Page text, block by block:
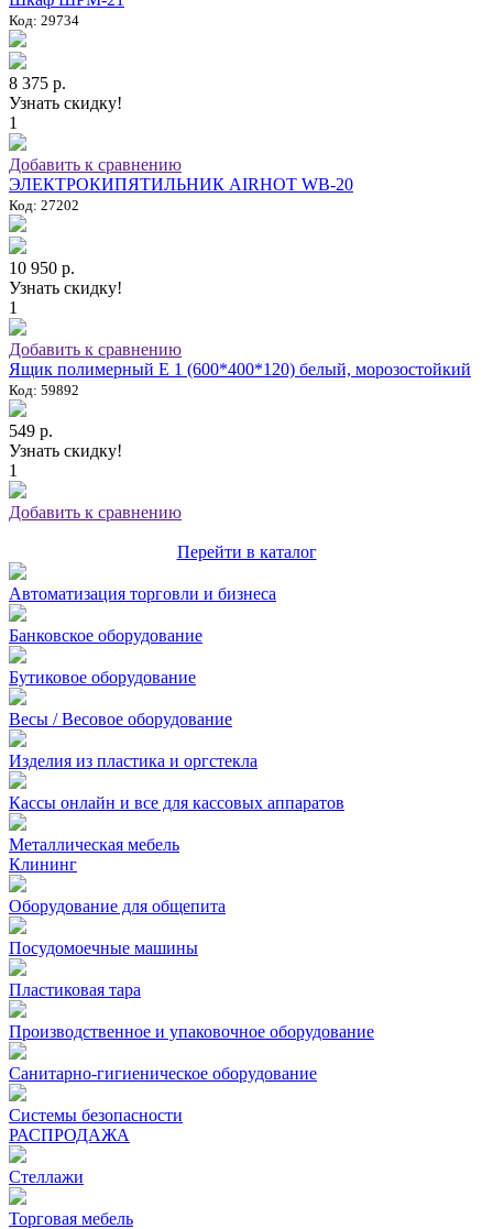
Код: 29734
8 375 р.
Узнать скидку!
1
Добавить к сравнению
ЭЛЕКТРОКИПЯТИЛЬНИК AIRHOT WB-20
Код: 27202
10 950 р.
Узнать скидку!
1
Добавить к сравнению
Ящик полимерный E 1 (600*400*120) белый, морозостойкий
Код: 59892
549 р.
Узнать скидку!
1
Добавить к сравнению
Перейти в каталог
Автоматизация торговли и бизнеса
Банковское оборудование
Бутиковое оборудование
Весы / Весовое оборудование
Изделия из пластика и оргстекла
Кассы онлайн и все для кассовых аппаратов
Металлическая мебель
Клининг
Оборудование для общепита
Посудомоечные машины
Пластиковая тара
Производственное и упаковочное оборудование
Санитарно-гигиеническое оборудование
Системы безопасности
РАСПРОДАЖА
Стеллажи
Торговая мебель